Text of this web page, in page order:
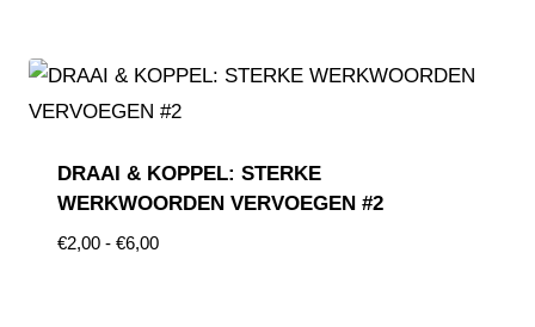
DRAAI & KOPPEL: STERKE
WERKWOORDEN VERVOEGEN #2
€2,00 - €6,00